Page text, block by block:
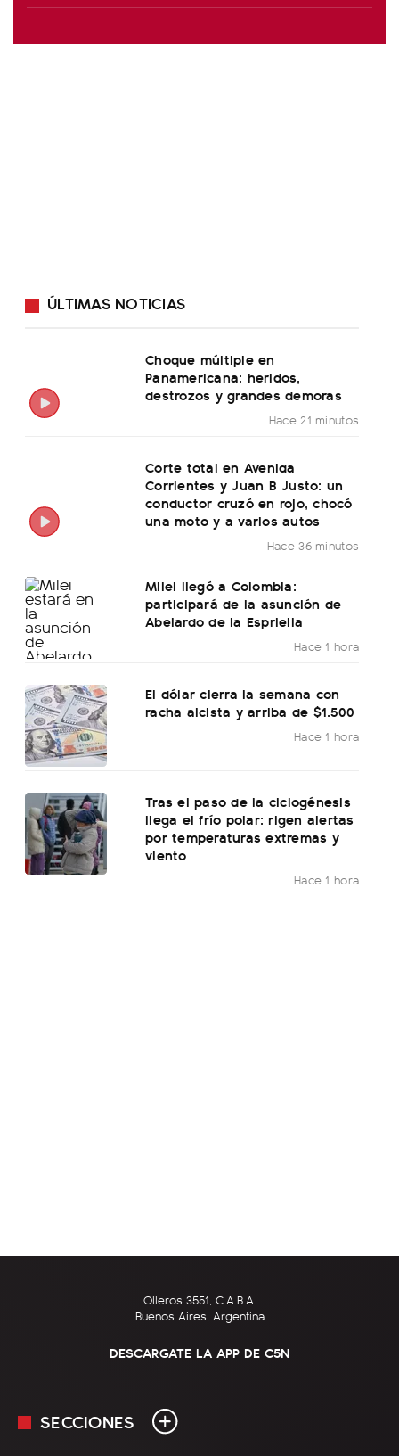
ÚLTIMAS NOTICIAS
Choque múltiple en
Panamericana: heridos,
destrozos y grandes demoras
Hace 21 minutos
Corte total en Avenida
Corrientes y Juan B Justo: un
conductor cruzó en rojo, chocó
una moto y a varios autos
Hace 36 minutos
Milei llegó a Colombia:
participará de la asunción de
Abelardo de la Espriella
Hace 1 hora
El dólar cierra la semana con
racha alcista y arriba de $1.500
Hace 1 hora
Tras el paso de la ciclogénesis
llega el frío polar: rigen alertas
por temperaturas extremas y
viento
Hace 1 hora
Olleros 3551, C.A.B.A.
Buenos Aires, Argentina
DESCARGATE LA APP DE C5N
SECCIONES